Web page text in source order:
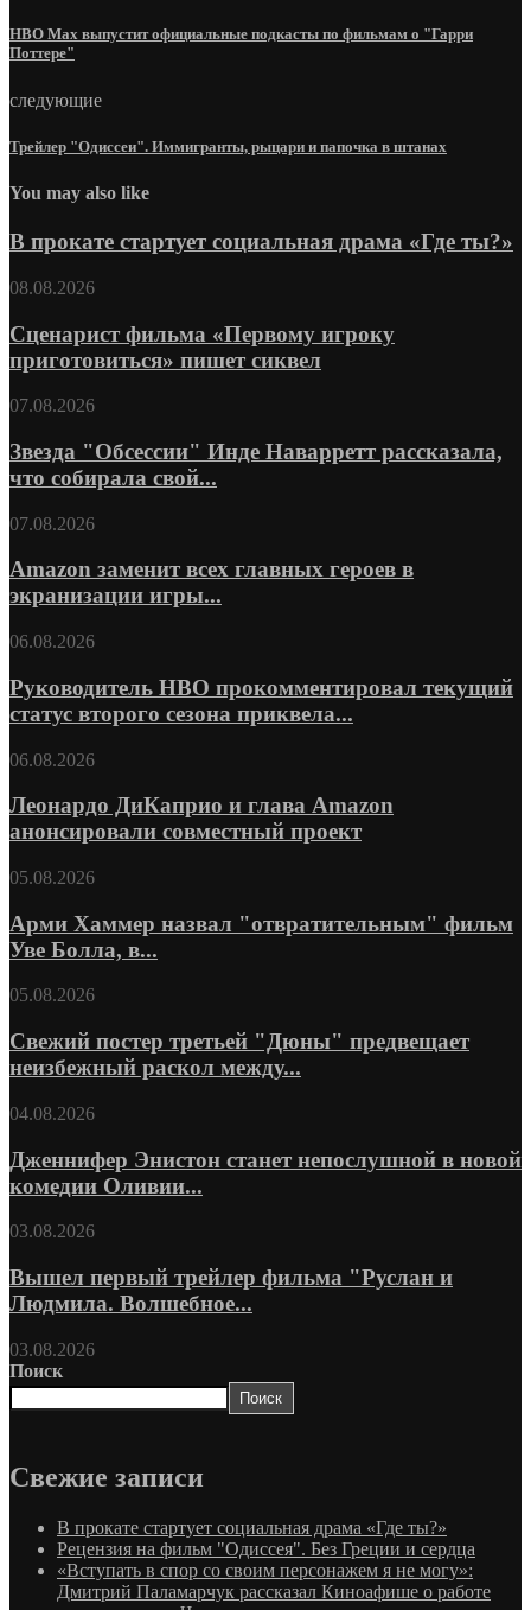
HBO Max выпустит официальные подкасты по фильмам о "Гарри
Поттере"
следующие
Трейлер "Одиссеи". Иммигранты, рыцари и папочка в штанах
You may also like
В прокате стартует социальная драма «Где ты?»
08.08.2026
Сценарист фильма «Первому игроку
приготовиться» пишет сиквел
07.08.2026
Звезда "Обсессии" Инде Наварретт рассказала,
что собирала свой...
07.08.2026
Amazon заменит всех главных героев в
экранизации игры...
06.08.2026
Руководитель HBO прокомментировал текущий
статус второго сезона приквела...
06.08.2026
Леонардо ДиКаприо и глава Amazon
анонсировали совместный проект
05.08.2026
Арми Хаммер назвал "отвратительным" фильм
Уве Болла, в...
05.08.2026
Свежий постер третьей "Дюны" предвещает
неизбежный раскол между...
04.08.2026
Дженнифер Энистон станет непослушной в новой
комедии Оливии...
03.08.2026
Вышел первый трейлер фильма "Руслан и
Людмила. Волшебное...
03.08.2026
Поиск
Поиск
Свежие записи
В прокате стартует социальная драма «Где ты?»
Рецензия на фильм "Одиссея". Без Греции и сердца
«Вступать в спор со своим персонажем я не могу»:
Дмитрий Паламарчук рассказал Киноафише о работе